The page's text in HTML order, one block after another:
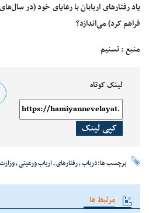
یاد رفتارهای اربابان با رعایای خود (در
فراهم کرد) می‌اندازد؟
منبع : تسنیم
لینک کوتاه
کپی لینک
برچسب ها:درباب،رفتارهای،ارباب ورعیتی،
مرتبط ها